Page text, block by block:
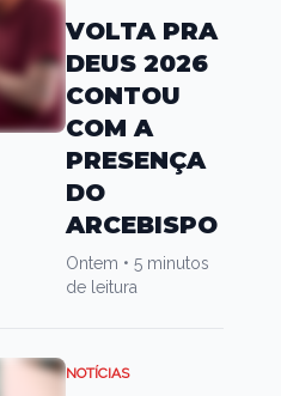
VOLTA PRA
DEUS 2026
CONTOU
COM A
PRESENÇA
DO
ARCEBISPO
Ontem • 5 minutos
de leitura
NOTÍCIAS